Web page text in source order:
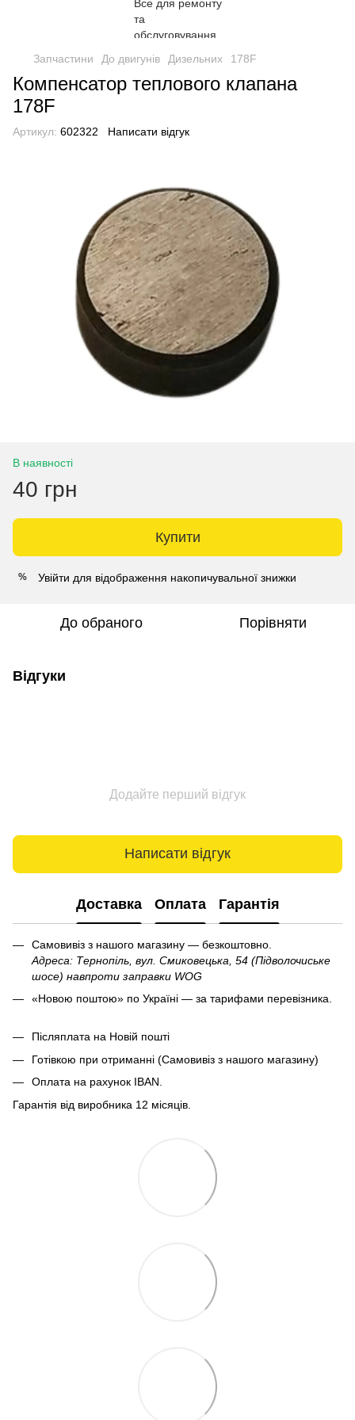
Запчастини До двигунів Дизельних 178F
Компенсатор теплового клапана
178F
Артикул: 602322 Написати відгук
В наявності
40 грн
Купити
% Увійти для відображення накопичувальної знижки
До обраного Порівняти
Відгуки
Додайте перший відгук
Написати відгук
Доставка Оплата Гарантія
Самовивіз з нашого магазину — безкоштовно.
Адреса: Тернопіль, вул. Смиковецька, 54 (Підволочиське
шосе) навпроти заправки WOG
«Новою поштою» по Україні — за тарифами перевізника.
Післяплата на Новій пошті
Готівкою при отриманні (Самовивіз з нашого магазину)
Оплата на рахунок IBAN.
Гарантія від виробника 12 місяців.